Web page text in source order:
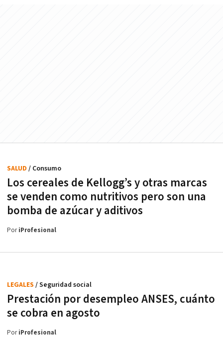
Los cereales de Kellogg’s y otras marcas
se venden como nutritivos pero son una
bomba de azúcar y aditivos
SALUD / Consumo
PoriProfesional
Prestación por desempleo ANSES, cuánto
se cobra en agosto
LEGALES / Seguridad social
PoriProfesional